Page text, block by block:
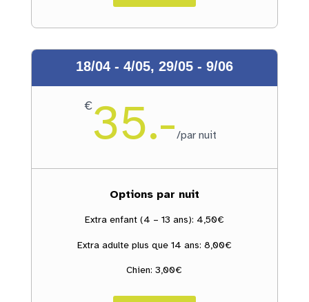
18/04 - 4/05, 29/05 - 9/06
€35.-/par nuit
Options par nuit
Extra enfant (4 – 13 ans): 4,50€
Extra adulte plus que 14 ans: 8,00€
Chien: 3,00€